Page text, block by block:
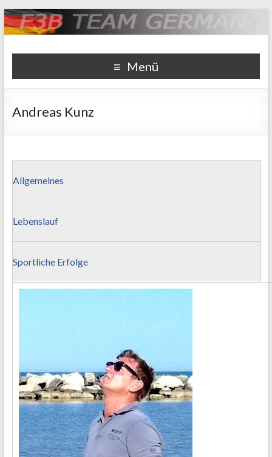
F3B Team Germany
Menü
Andreas Kunz
Allgemeines
Lebenslauf
Sportliche Erfolge